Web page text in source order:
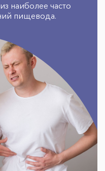
наиболее часто
пищевода.